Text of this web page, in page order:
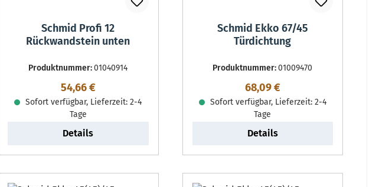
Schmid Profi 12
Rückwandstein unten
Produktnummer:01040914
Regulärer Preis:
54,66 €
Sofort verfügbar, Lieferzeit: 2-4
Tage
Details
Schmid Ekko 67/45
Türdichtung
Produktnummer:01009470
Regulärer Preis:
68,09 €
Sofort verfügbar, Lieferzeit: 2-4
Tage
Details